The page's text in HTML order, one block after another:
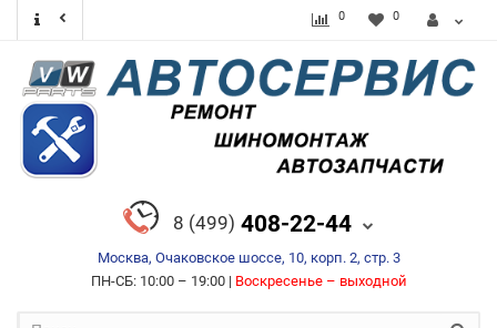
0 0
8 (499) 408-22-44
Москва, Очаковское шоссе, 10, корп. 2, стр. 3
ПН-СБ: 10:00 – 19:00 | Воскресенье – выходной